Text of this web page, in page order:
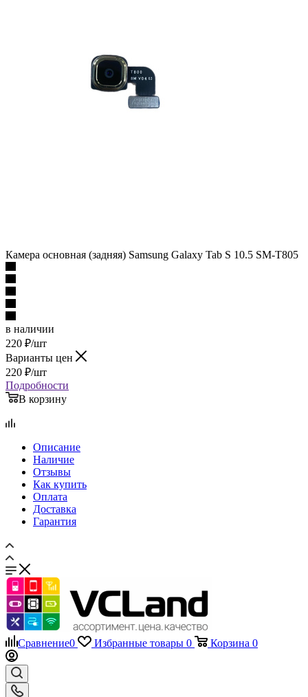
Камера основная (задняя) Samsung Galaxy Tab S 10.5 SM-T805
в наличии
220 ₽/шт
Варианты цен
220 ₽/шт
Подробности
В корзину
Описание
Наличие
Отзывы
Как купить
Оплата
Доставка
Гарантия
Сравнение0 Избранные товары 0 Корзина 0